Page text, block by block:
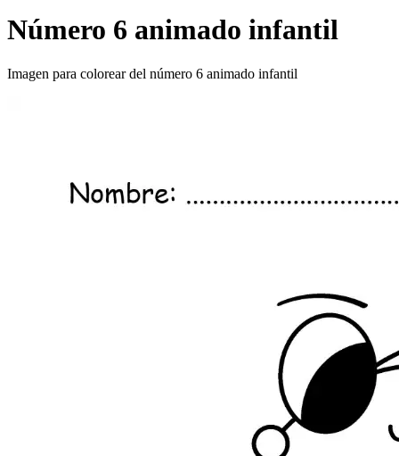
Número 6 animado infantil
Imagen para colorear del número 6 animado infantil